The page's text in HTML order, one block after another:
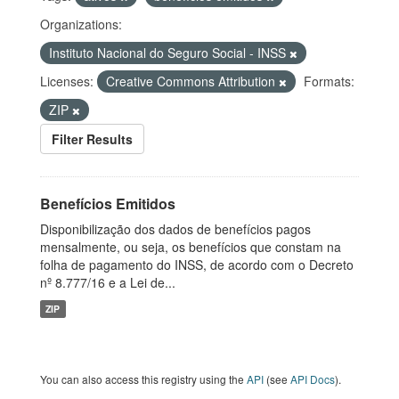
Organizations:
Instituto Nacional do Seguro Social - INSS
Licenses:
Creative Commons Attribution
Formats:
ZIP
Filter Results
Benefícios Emitidos
Disponibilização dos dados de benefícios pagos
mensalmente, ou seja, os benefícios que constam na
folha de pagamento do INSS, de acordo com o Decreto
nº 8.777/16 e a Lei de...
ZIP
You can also access this registry using the API (see API Docs).